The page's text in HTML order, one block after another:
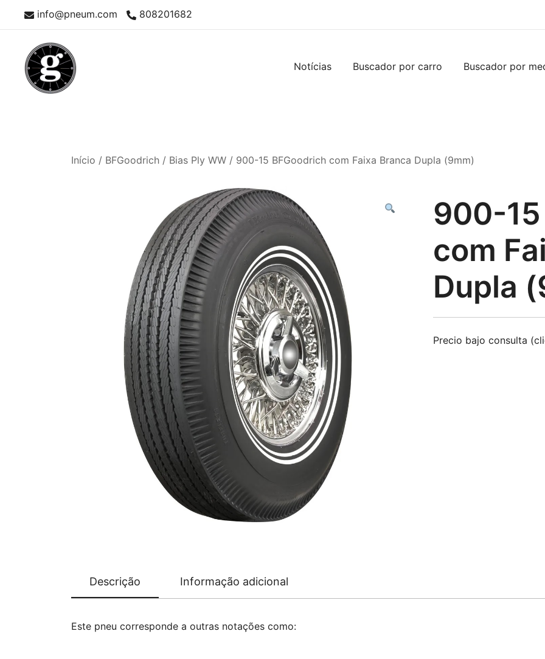
info@pneum.com 808201682
Notícias Buscador por carro Buscador por
Início / BFGoodrich / Bias Ply WW / 900-15 BFGoodrich com Faixa Branca Dupla (9mm)
900-
com
Dupla
Precio bajo consulta
Descrição Informação adicional
Este pneu corresponde a outras notações como: